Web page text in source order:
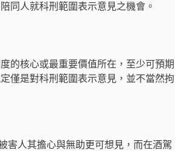
同人就科刑範圍表示意見之機會。
的核心或最重要價值所在，至少可預期
僅是對科刑範圍表示意見，並不當然拘
害人其擔心與無助更可想見，而在酒駕